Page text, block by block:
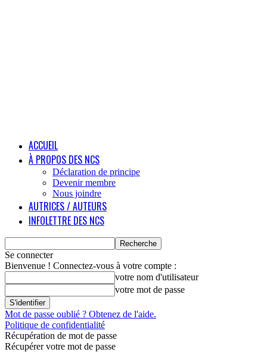
ACCUEIL
À PROPOS DES NCS
Déclaration de principe
Devenir membre
Nous joindre
AUTRICES / AUTEURS
INFOLETTRE DES NCS
Se connecter
Bienvenue ! Connectez-vous à votre compte :
votre nom d'utilisateur
votre mot de passe
Mot de passe oublié ? Obtenez de l'aide.
Politique de confidentialité
Récupération de mot de passe
Récupérer votre mot de passe